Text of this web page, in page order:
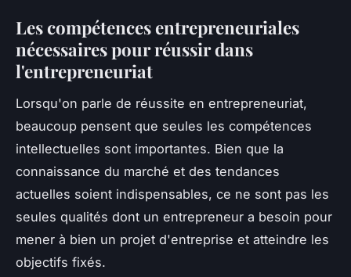
Les compétences entrepreneuriales
nécessaires pour réussir dans
l'entrepreneuriat
Lorsqu'on parle de réussite en entrepreneuriat,
beaucoup pensent que seules les compétences
intellectuelles sont importantes. Bien que la
connaissance du marché et des tendances
actuelles soient indispensables, ce ne sont pas les
seules qualités dont un entrepreneur a besoin pour
mener à bien un projet d'entreprise et atteindre les
objectifs fixés.